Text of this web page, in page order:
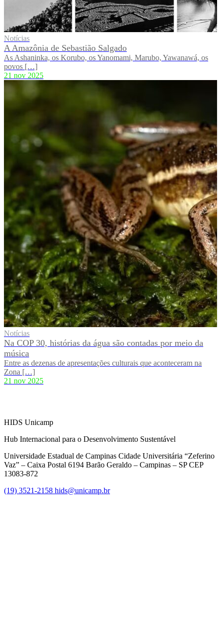
Notícias
A Amazônia de Sebastião Salgado
As Ashaninka, os Korubo, os Yanomami, Marubo, Yawanawá, os
povos […]
21 nov 2025
Notícias
Na COP 30, histórias da água são contadas por meio da
música
Entre as dezenas de apresentações culturais que aconteceram na
Zona […]
21 nov 2025
HIDS Unicamp
Hub Internacional para o Desenvolvimento Sustentável
Universidade Estadual de Campinas Cidade Universitária “Zeferino
Vaz” – Caixa Postal 6194 Barão Geraldo – Campinas – SP CEP
13083-872
(19) 3521-2158 hids@unicamp.br